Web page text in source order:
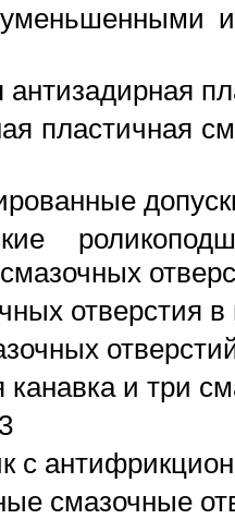
антизадирная
пластичная
отверстия
канавка и три
с
смазочные